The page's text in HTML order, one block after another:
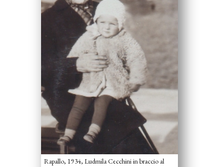
Rapallo, 1934, Ludmila Cecchini in braccio al